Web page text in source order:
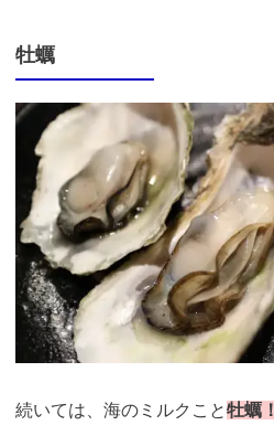
牡蠣
続いては、海のミルクこと牡蠣！